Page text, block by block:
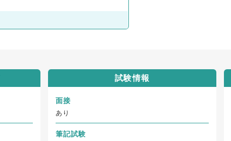
試験情報
面接
あり
筆記試験